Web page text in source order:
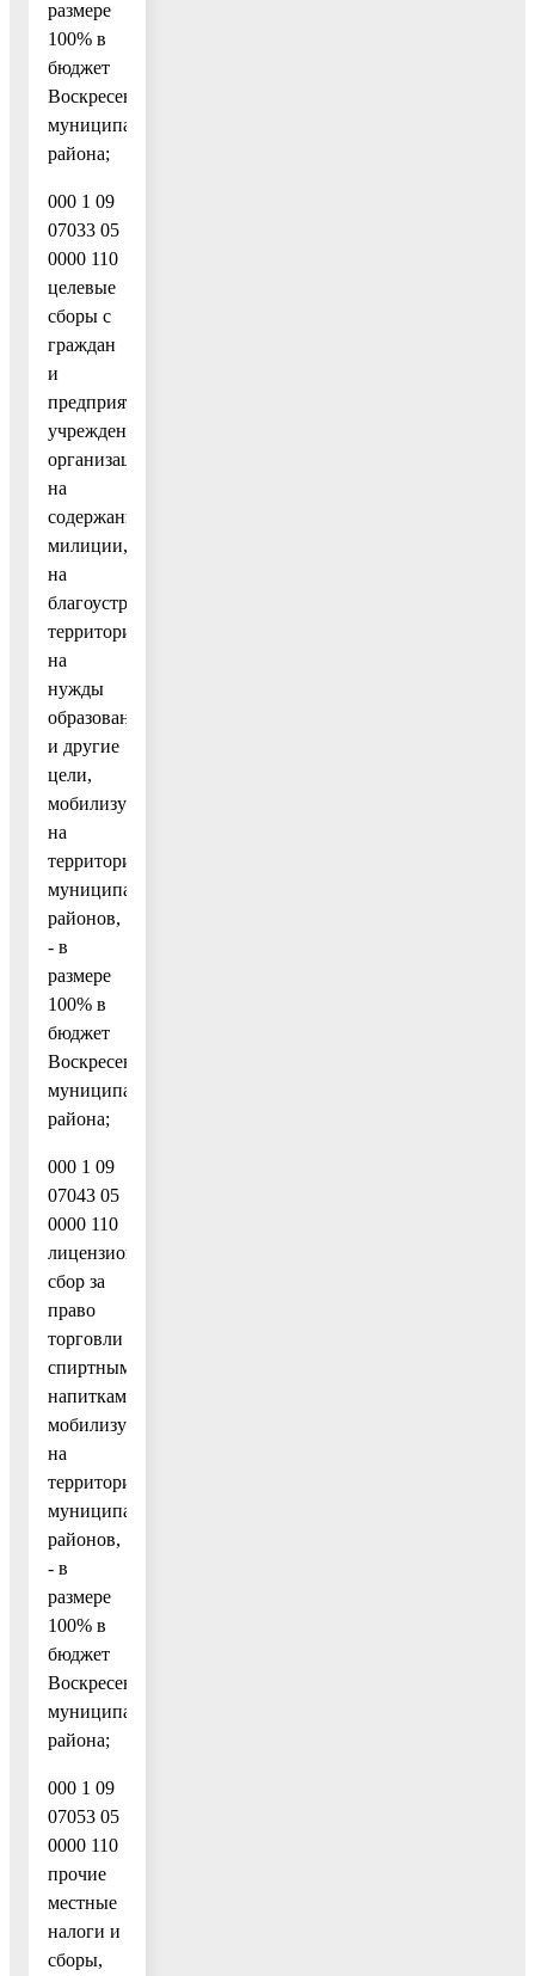
размере
100% в
бюджет
Воскресенского
муниципального
района;
000 1 09
07033 05
0000 110
целевые
сборы с
граждан
и
предприятий,
учреждений,
организаций
на
содержание
милиции,
на
благоустройство
территорий,
на
нужды
образования
и другие
цели,
мобилизуемые
на
территориях
муниципальных
районов,
- в
размере
100% в
бюджет
Воскресенского
муниципального
района;
000 1 09
07043 05
0000 110
лицензионный
сбор за
право
торговли
спиртными
напитками,
мобилизуемый
на
территориях
муниципальных
районов,
- в
размере
100% в
бюджет
Воскресенского
муниципального
района;
000 1 09
07053 05
0000 110
прочие
местные
налоги и
сборы,